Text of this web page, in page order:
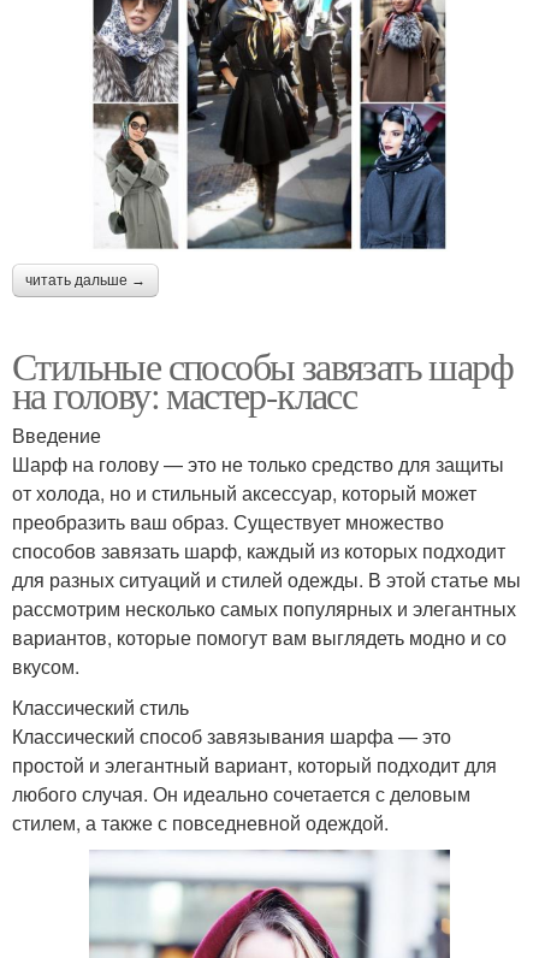
читать дальше →
Стильные способы завязать шарф
на голову: мастер-класс
Введение
Шарф на голову — это не только средство для защиты
от холода, но и стильный аксессуар, который может
преобразить ваш образ. Существует множество
способов завязать шарф, каждый из которых подходит
для разных ситуаций и стилей одежды. В этой статье мы
рассмотрим несколько самых популярных и элегантных
вариантов, которые помогут вам выглядеть модно и со
вкусом.
Классический стиль
Классический способ завязывания шарфа — это
простой и элегантный вариант, который подходит для
любого случая. Он идеально сочетается с деловым
стилем, а также с повседневной одеждой.